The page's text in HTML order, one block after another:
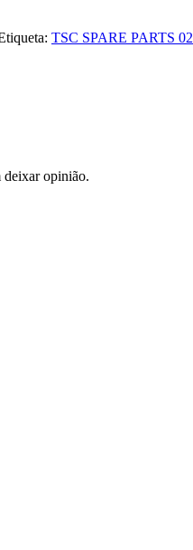
TSC SPARE PARTS 02
deixar opinião.